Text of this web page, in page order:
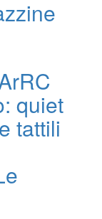
quiet
tattili